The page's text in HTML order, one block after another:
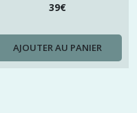
39€
AJOUTER AU PANIER